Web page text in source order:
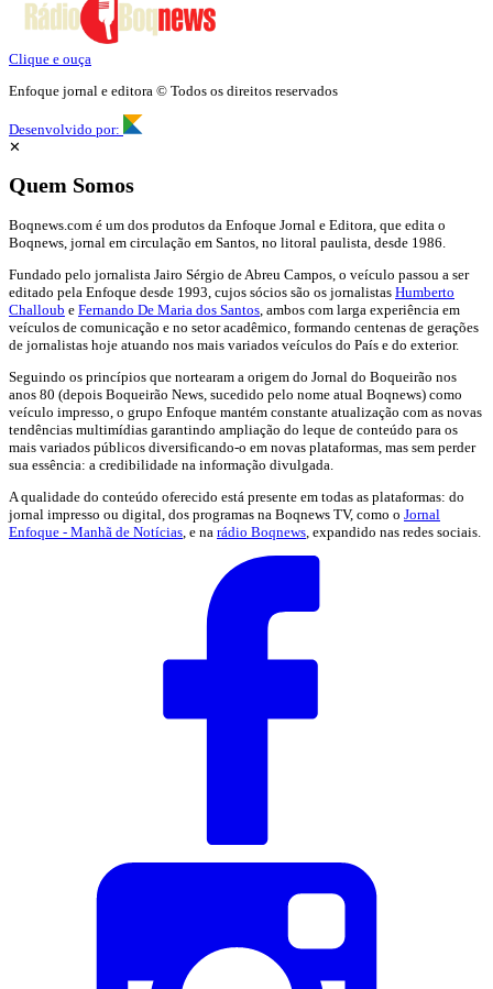
Clique e ouça
Enfoque jornal e editora © Todos os direitos reservados
Desenvolvido por:
✕
Quem Somos
Boqnews.com é um dos produtos da Enfoque Jornal e Editora, que edita o
Boqnews, jornal em circulação em Santos, no litoral paulista, desde 1986.
Fundado pelo jornalista Jairo Sérgio de Abreu Campos, o veículo passou a ser
editado pela Enfoque desde 1993, cujos sócios são os jornalistas Humberto
Challoub e Fernando De Maria dos Santos , ambos com larga experiência em
veículos de comunicação e no setor acadêmico, formando centenas de gerações
de jornalistas hoje atuando nos mais variados veículos do País e do exterior.
Seguindo os princípios que nortearam a origem do Jornal do Boqueirão nos
anos 80 (depois Boqueirão News, sucedido pelo nome atual Boqnews) como
veículo impresso, o grupo Enfoque mantém constante atualização com as novas
tendências multimídias garantindo ampliação do leque de conteúdo para os
mais variados públicos diversificando-o em novas plataformas, mas sem perder
sua essência: a credibilidade na informação divulgada.
A qualidade do conteúdo oferecido está presente em todas as plataformas: do
jornal impresso ou digital, dos programas na Boqnews TV, como o Jornal
Enfoque - Manhã de Notícias , e na rádio Boqnews , expandido nas redes sociais.